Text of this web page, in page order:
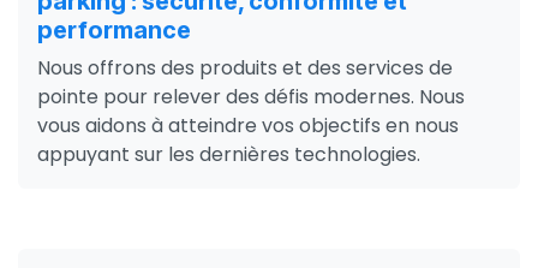
performance
Nous offrons des produits et des services de
pointe pour relever des défis modernes. Nous
vous aidons à atteindre vos objectifs en nous
appuyant sur les dernières technologies.